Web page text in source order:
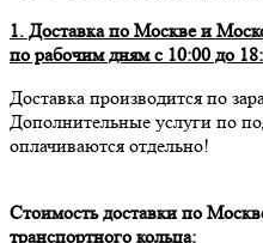
1. Доставка по Москве и
по рабочим дням с 10:00 до
Доставка производится по
Дополнительные услуги по
оплачиваются отдельно!
Стоимость доставки по
транспортного кольца: